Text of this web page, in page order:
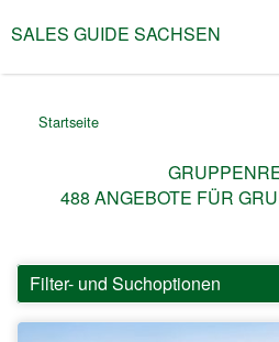
SALES GUIDE SACHSEN
Startseite
488 ANGEBOTE FÜR
Filter- und Suchoptionen